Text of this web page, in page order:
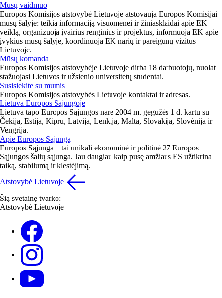
Mūsų vaidmuo
Europos Komisijos atstovybė Lietuvoje atstovauja Europos Komisijai
mūsų šalyje: teikia informaciją visuomenei ir žiniasklaidai apie EK
veiklą, organizuoja įvairius renginius ir projektus, informuoja EK apie
įvykius mūsų šalyje, koordinuoja EK narių ir pareigūnų vizitus
Lietuvoje.
Mūsų komanda
Europos Komisijos atstovybėje Lietuvoje dirba 18 darbuotojų, nuolat
stažuojasi Lietuvos ir užsienio universitetų studentai.
Susisiekite su mumis
Europos Komisijos atstovybės Lietuvoje kontaktai ir adresas.
Lietuva Europos Sąjungoje
Lietuva tapo Europos Sąjungos nare 2004 m. gegužės 1 d. kartu su
Čekija, Estija, Kipru, Latvija, Lenkija, Malta, Slovakija, Slovėnija ir
Vengrija.
Apie Europos Sąjungą
Europos Sąjunga – tai unikali ekonominė ir politinė 27 Europos
Sąjungos šalių sąjunga. Jau daugiau kaip pusę amžiaus ES užtikrina
taiką, stabilumą ir klestėjimą.
Atstovybė Lietuvoje
Šią svetainę tvarko:
Atstovybė Lietuvoje